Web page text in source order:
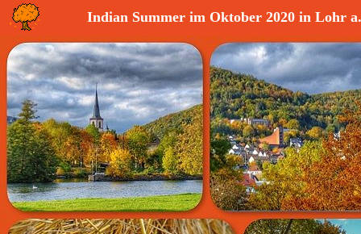
Indian Summer im Oktober 2020 in Lohr